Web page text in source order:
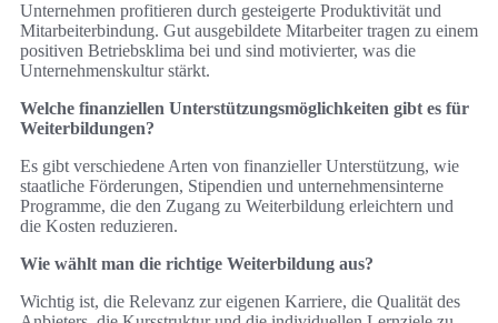
Unternehmen profitieren durch gesteigerte Produktivität und
Mitarbeiterbindung. Gut ausgebildete Mitarbeiter tragen zu einem
positiven Betriebsklima bei und sind motivierter, was die
Unternehmenskultur stärkt.
Welche finanziellen Unterstützungsmöglichkeiten gibt es für
Weiterbildungen?
Es gibt verschiedene Arten von finanzieller Unterstützung, wie
staatliche Förderungen, Stipendien und unternehmensinterne
Programme, die den Zugang zu Weiterbildung erleichtern und
die Kosten reduzieren.
Wie wählt man die richtige Weiterbildung aus?
Wichtig ist, die Relevanz zur eigenen Karriere, die Qualität des